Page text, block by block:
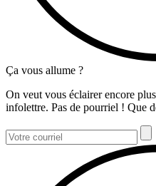
Ça vous allume ?
On veut vous éclairer encore
infolettre. Pas de pourriel ! Que